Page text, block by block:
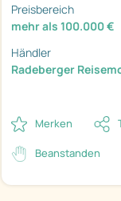
Preisbereich
mehr als 100.000 €
Händler
Radeberger
Merken
Beanstanden